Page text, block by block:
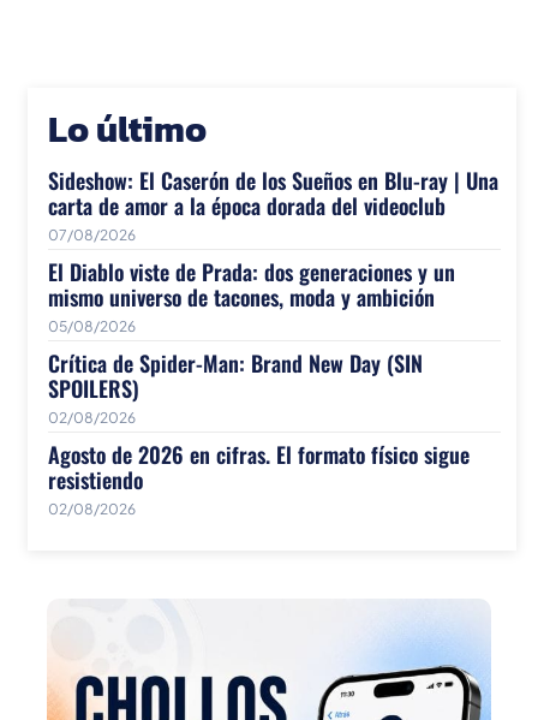
Lo último
Sideshow: El Caserón de los Sueños en Blu-ray | Una
carta de amor a la época dorada del videoclub
07/08/2026
El Diablo viste de Prada: dos generaciones y un
mismo universo de tacones, moda y ambición
05/08/2026
Crítica de Spider-Man: Brand New Day (SIN
SPOILERS)
02/08/2026
Agosto de 2026 en cifras. El formato físico sigue
resistiendo
02/08/2026